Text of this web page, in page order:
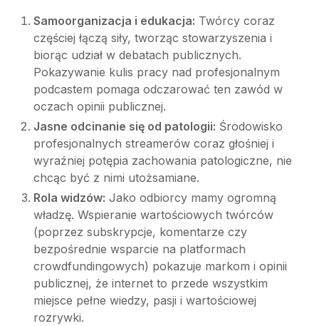
Samoorganizacja i edukacja: Twórcy coraz
częściej łączą siły, tworząc stowarzyszenia i
biorąc udział w debatach publicznych.
Pokazywanie kulis pracy nad profesjonalnym
podcastem pomaga odczarować ten zawód w
oczach opinii publicznej.
Jasne odcinanie się od patologii: Środowisko
profesjonalnych streamerów coraz głośniej i
wyraźniej potępia zachowania patologiczne, nie
chcąc być z nimi utożsamiane.
Rola widzów: Jako odbiorcy mamy ogromną
władzę. Wspieranie wartościowych twórców
(poprzez subskrypcje, komentarze czy
bezpośrednie wsparcie na platformach
crowdfundingowych) pokazuje markom i opinii
publicznej, że internet to przede wszystkim
miejsce pełne wiedzy, pasji i wartościowej
rozrywki.